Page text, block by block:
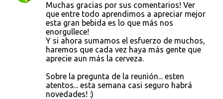
Muchas gracias por sus comentarios! Ver
que entre todo aprendimos a apreciar mejor
esta gran bebida es lo que más nos
enorgullece!
Y si ahora sumamos el esfuerzo de muchos,
haremos que cada vez haya más gente que
aprecie aun más la cerveza.
Sobre la pregunta de la reunión... esten
atentos... esta semana casi seguro habrá
novedades! :)